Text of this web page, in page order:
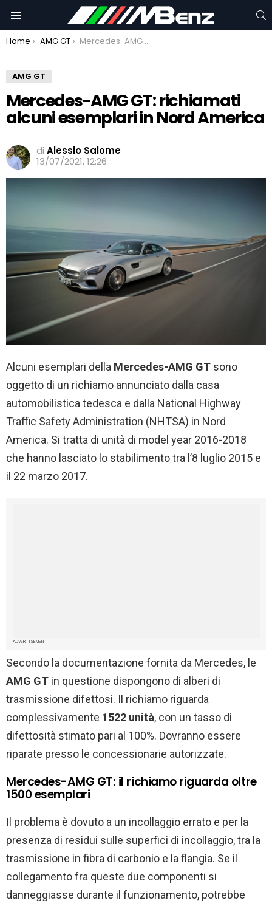
You are here:
Home AMG GT Mercedes-AMG GT: richiamati alcuni esemplari in Nord America
AMG GT
Mercedes-AMG GT: richiamati
alcuni esemplari in Nord America
di Alessio Salome
13/07/2021, 12:26
Alcuni esemplari della Mercedes-AMG GT sono
oggetto di un richiamo annunciato dalla casa
automobilistica tedesca e dalla National Highway
Traffic Safety Administration (NHTSA) in Nord
America. Si tratta di unità di model year 2016-2018
che hanno lasciato lo stabilimento tra l’8 luglio 2015 e
il 22 marzo 2017.
ADVERTISEMENT
Secondo la documentazione fornita da Mercedes, le
AMG GT in questione dispongono di alberi di
trasmissione difettosi. Il richiamo riguarda
complessivamente 1522 unità, con un tasso di
difettosità stimato pari al 100%. Dovranno essere
riparate presso le concessionarie autorizzate.
Mercedes-AMG GT: il richiamo riguarda oltre
1500 esemplari
Il problema è dovuto a un incollaggio errato e per la
presenza di residui sulle superfici di incollaggio, tra la
trasmissione in fibra di carbonio e la flangia. Se il
collegamento fra queste due componenti si
danneggiasse durante il funzionamento, potrebbe